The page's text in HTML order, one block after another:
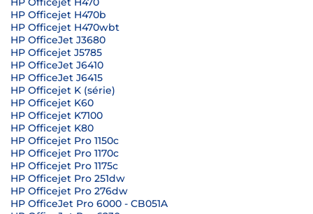
HP Officejet H470b
HP Officejet H470wbt
HP OfficeJet J3680
HP Officejet J5785
HP OfficeJet J6410
HP OfficeJet J6415
HP Officejet K (série)
HP Officejet K60
HP Officejet K7100
HP Officejet K80
HP Officejet Pro 1150c
HP Officejet Pro 1170c
HP Officejet Pro 1175c
HP Officejet Pro 251dw
HP Officejet Pro 276dw
HP OfficeJet Pro 6000 - CB051A